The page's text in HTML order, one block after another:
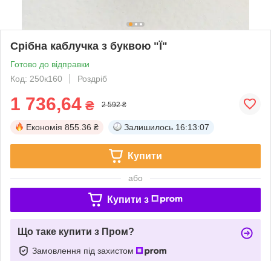
Срібна каблучка з буквою "Ї"
Готово до відправки
Код: 250к160
Роздріб
1 736,64 ₴ 2 592 ₴
Економія 855.36 ₴ Залишилось 16:13:07
Купити
або
Купити з
Що таке купити з Пром?
Замовлення під захистом